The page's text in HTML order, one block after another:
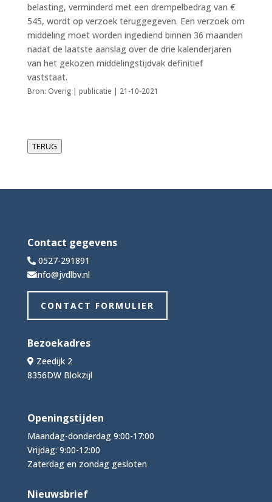
belasting, verminderd met een drempelbedrag van €
545, wordt op verzoek teruggegeven. Een verzoek om
middeling moet worden ingediend binnen 36 maanden
nadat de laatste aanslag over de drie kalenderjaren
van het gekozen middelingstijdvak definitief
vaststaat.
Bron: Overig | publicatie | 21-10-2021
TERUG
Contact gegevens
0527-291891
info@jvdlbv.nl
CONTACT FORMULIER
Bezoekadres
Zeedijk 2
8356DW Blokzijl
Openingstijden
Maandag-donderdag 9:00-17:00
Vrijdag: 9:00-12:00
Zaterdag en zondag gesloten
Nieuwsbrief